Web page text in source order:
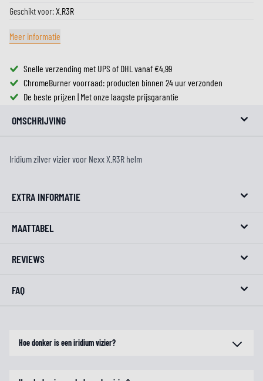
Geschikt voor:X.R3R
Meer informatie
Snelle verzending met UPS of DHL vanaf €4,99
ChromeBurner voorraad: producten binnen 24 uur verzonden
De beste prijzen | Met onze laagste prijsgarantie
OMSCHRIJVING
Iridium zilver vizier voor Nexx X.R3R helm
EXTRA INFORMATIE
MAATTABEL
REVIEWS
FAQ
Hoe donker is een iridium vizier?